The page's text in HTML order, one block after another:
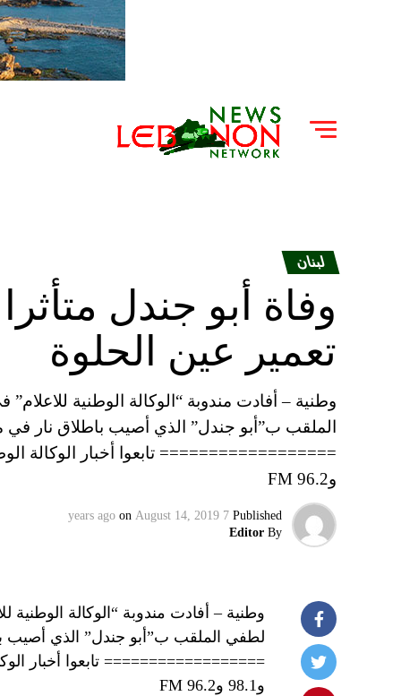
لبنان
وفاة أبو جندل
تعمير عين الحلوة
وطنية – أفادت مندوبة “الوكالة الوطنية
الملقب ب”أبو جندل” الذي أصيب باطلاق نار في
و96.2 FM
Published
7 years ago
on August 14, 2019
By
Editor
وطنية – أفادت مندوبة “الوكالة
لطفي الملقب ب”أبو جندل” الذي أصيب
و98.1 و96.2 FM